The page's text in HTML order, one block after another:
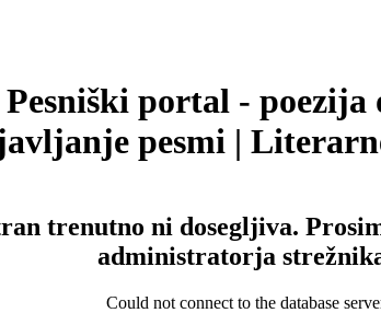
Pesniški portal - poezija
pesmi |
trenutno ni dosegljiva.
administratorja
Could not connect to the database